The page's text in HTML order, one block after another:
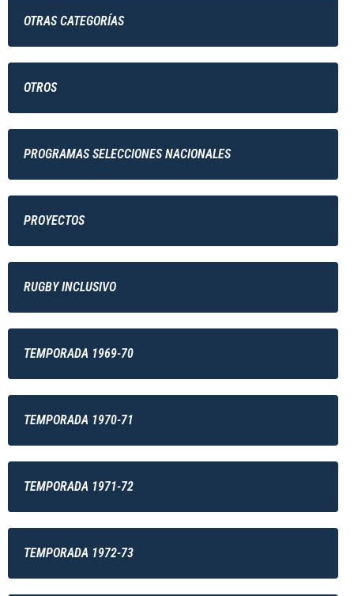
OTRAS CATEGORÍAS
OTROS
PROGRAMAS SELECCIONES NACIONALES
PROYECTOS
RUGBY INCLUSIVO
TEMPORADA 1969-70
TEMPORADA 1970-71
TEMPORADA 1971-72
TEMPORADA 1972-73